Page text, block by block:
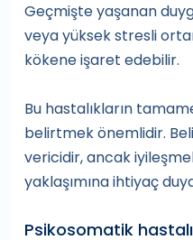
Geçmişte yaşanan
veya yüksek stresli
kökene işaret edebilir.
Bu hastalıkların
belirtmek önemlidir.
vericidir, ancak
yaklaşımına ihtiyaç
Psikosomatik